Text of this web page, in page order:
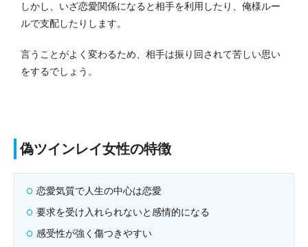
しかし、いざ恋愛関係になると相手を利用したり、俺様ルー
ルで支配したりします。
言うことがよく変わるため、相手は振り回されて苦しい思い
をするでしょう。
偽ツインレイ女性の特徴
恋愛気質で人生の中心は恋愛
要求を受け入れられないと感情的になる
感受性が強く傷つきやすい